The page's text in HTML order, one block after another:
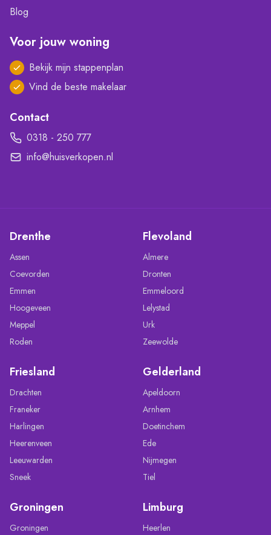
Blog
Voor jouw woning
Bekijk mijn stappenplan
Vind de beste makelaar
Contact
0318 - 250 777
info@huisverkopen.nl
Drenthe
Assen
Coevorden
Emmen
Hoogeveen
Meppel
Roden
Flevoland
Almere
Dronten
Emmeloord
Lelystad
Urk
Zeewolde
Friesland
Drachten
Franeker
Harlingen
Heerenveen
Leeuwarden
Sneek
Gelderland
Apeldoorn
Arnhem
Doetinchem
Ede
Nijmegen
Tiel
Groningen
Groningen
Limburg
Heerlen